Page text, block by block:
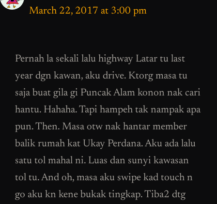
March 22, 2017 at 3:00 pm
Pernah la sekali lalu highway Latar tu last
year dgn kawan, aku drive. Ktorg masa tu
saja buat gila gi Puncak Alam konon nak cari
hantu. Hahaha. Tapi hampeh tak nampak apa
pun. Then. Masa otw nak hantar member
balik rumah kat Ukay Perdana. Aku ada lalu
satu tol mahal ni. Luas dan sunyi kawasan
tol tu. And oh, masa aku swipe kad touch n
go aku kn kene bukak tingkap. Tiba2 dtg